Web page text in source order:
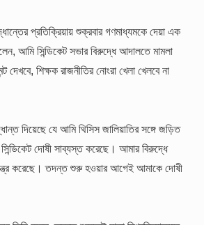
প্রতিক্রিয়ায় শুক্রবার গণমাধ্যমকে দেয়া এক
আমি সিন্ডিকেট সভার বিরুদ্ধে আদালতে মামলা
শিক্ষক রাজনীতির নোংরা খেলা খেলবে না
দিয়েছে যে আমি থিসিস জালিয়াতির সঙ্গে জড়িত
দোষী সাব্যস্ত করেছে। আমার বিরুদ্ধে
করেছে। তদন্ত শুরু হওয়ার আগেই আমাকে দোষী